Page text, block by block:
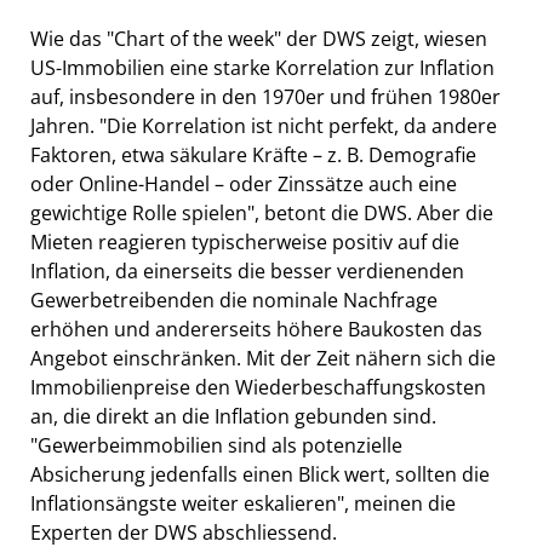
Wie das "Chart of the week" der DWS zeigt, wiesen
US-Immobilien eine starke Korrelation zur Inflation
auf, insbesondere in den 1970er und frühen 1980er
Jahren. "Die Korrelation ist nicht perfekt, da andere
Faktoren, etwa säkulare Kräfte – z. B. Demografie
oder Online-Handel – oder Zinssätze auch eine
gewichtige Rolle spielen", betont die DWS. Aber die
Mieten reagieren typischerweise positiv auf die
Inflation, da einerseits die besser verdienenden
Gewerbetreibenden die nominale Nachfrage
erhöhen und andererseits höhere Baukosten das
Angebot einschränken. Mit der Zeit nähern sich die
Immobilienpreise den Wiederbeschaffungskosten
an, die direkt an die Inflation gebunden sind.
"Gewerbeimmobilien sind als potenzielle
Absicherung jedenfalls einen Blick wert, sollten die
Inflationsängste weiter eskalieren", meinen die
Experten der DWS abschliessend.